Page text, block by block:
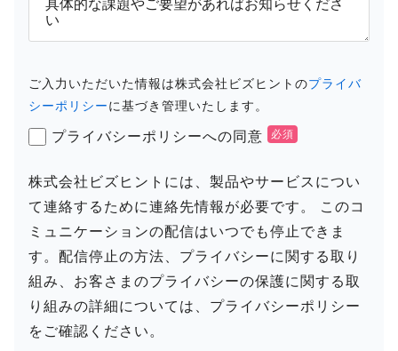
ご入力いただいた情報は株式会社ビズヒントのプライバ
シーポリシーに基づき管理いたします。
プライバシーポリシーへの同意
株式会社ビズヒントには、製品やサービスについ
て連絡するために連絡先情報が必要です。 このコ
ミュニケーションの配信はいつでも停止できま
す。配信停止の方法、プライバシーに関する取り
組み、お客さまのプライバシーの保護に関する取
り組みの詳細については、プライバシーポリシー
をご確認ください。